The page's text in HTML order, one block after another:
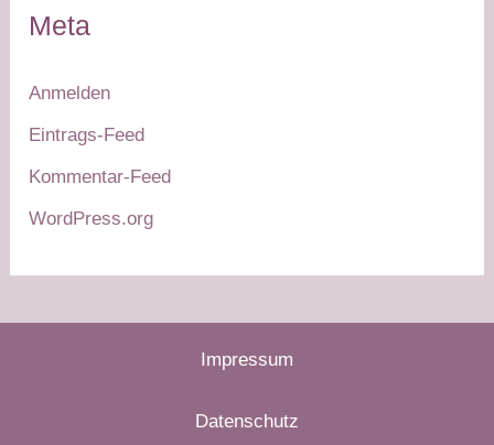
Meta
Anmelden
Eintrags-Feed
Kommentar-Feed
WordPress.org
Impressum
Datenschutz